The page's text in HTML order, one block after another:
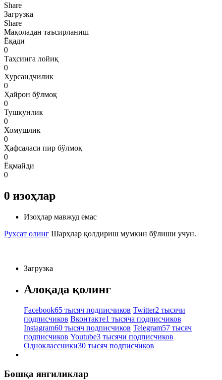
Share
Загрузка
Share
Мақоладан таъсирланиш
Ёқади
0
Таҳсинга лойиқ
0
Хурсандчилик
0
Ҳайрон бўлмоқ
0
Тушкунлик
0
Хомушлик
0
Ҳафсаласи пир бўлмоқ
0
Ёқмайди
0
0 изоҳлар
Изоҳлар мавжуд емас
Рухсат олинг Шарҳлар қолдириш мумкин бўлиши учун.
Загрузка
Алоқада қолинг
Facebook65 тысяч подписчиков Twitter2 тысячи
подписчиков Вконтакте1 тысяча подписчиков
Instagram60 тысяч подписчиков Telegram57 тысяч
подписчиков Youtube3 тысячи подписчиков
Одноклассники30 тысяч подписчиков
Бошқа янгиликлар